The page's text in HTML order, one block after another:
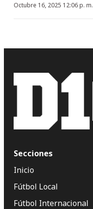
Octubre 16, 2025 12:06 p. m.
Secciones
Inicio
Fútbol Local
Fútbol Internacional